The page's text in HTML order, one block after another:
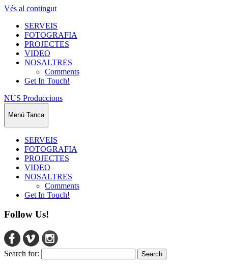
Vés al contingut
SERVEIS
FOTOGRAFIA
PROJECTES
VIDEO
NOSALTRES
Comments
Get In Touch!
NUS Produccions
Menú Tanca
SERVEIS
FOTOGRAFIA
PROJECTES
VIDEO
NOSALTRES
Comments
Get In Touch!
Follow Us!
Search for: